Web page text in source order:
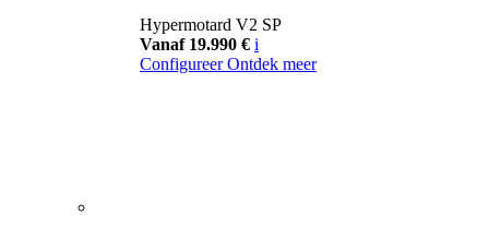
Hypermotard V2 SP
Vanaf 19.990 € i
Configureer Ontdek meer